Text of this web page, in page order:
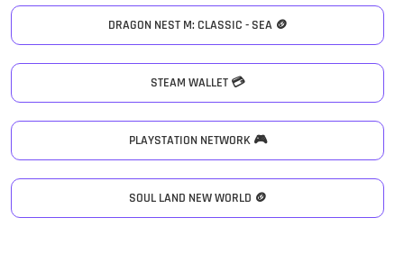
DRAGON NEST M: CLASSIC - SEA 🪙
STEAM WALLET 💳
PLAYSTATION NETWORK 🎮
SOUL LAND NEW WORLD 🪙